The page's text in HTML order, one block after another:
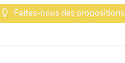
Faites-nous des propositions